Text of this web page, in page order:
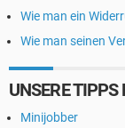
Wie man ein
Wie man seinen
UNSERE TIPPS
Minijobber